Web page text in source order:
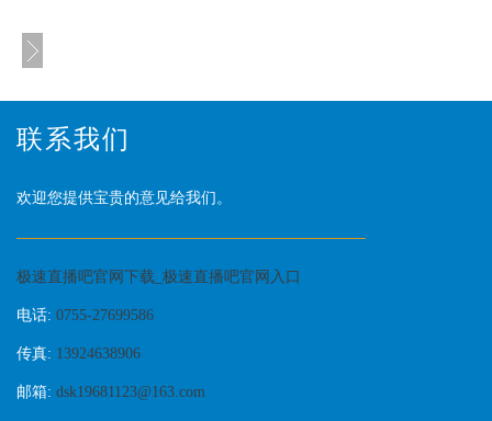
联系我们
欢迎您提供宝贵的意见给我们。
极速直播吧官网下载_极速直播吧官网入口
电话: 0755-27699586
传真: 13924638906
邮箱: dsk19681123@163.com